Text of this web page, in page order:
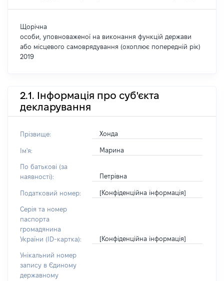
Щорічна
особи, уповноваженої на виконання функцій держави
або місцевого самоврядування (охоплює попередній рік)
2019
2.1. Інформація про суб'єкта
декларування
Прізвище: Хонда
Ім'я: Марина
По батькові (за
наявності):
Петрівна
Податковий номер: [Конфіденційна інформація]
Серія та номер
паспорта
громадянина
України (ID-картка):
[Конфіденційна інформація]
Унікальний номер
запису в Єдиному
державному